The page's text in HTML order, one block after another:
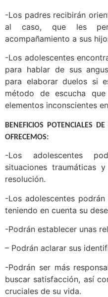
-Los padres recibirán
al caso, que les
acompañamiento a sus
-Los adolescentes
para hablar de sus
para elaborar duelos si
método de escucha
elementos inconscientes
BENEFICIOS POTENCIALES
OFRECEMOS:
-Los adolescentes
situaciones traumáticas
resolución.
-Los adolescentes
teniendo en cuenta su
-Podrán establecer unas
– Podrán aclarar sus
-Podrán ser más
buscar satisfacción, así
cruciales de su vida.